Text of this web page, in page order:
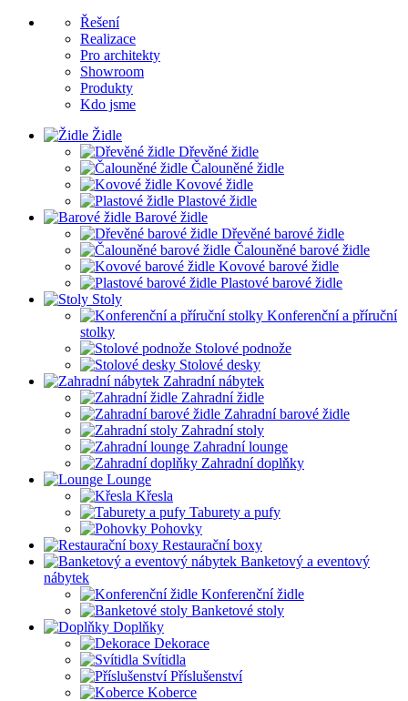
Řešení
Realizace
Pro architekty
Showroom
Produkty
Kdo jsme
Židle
Dřevěné židle
Čalouněné židle
Kovové židle
Plastové židle
Barové židle
Dřevěné barové židle
Čalouněné barové židle
Kovové barové židle
Plastové barové židle
Stoly
Konferenční a příruční
stolky
Stolové podnože
Stolové desky
Zahradní nábytek
Zahradní židle
Zahradní barové židle
Zahradní stoly
Zahradní lounge
Zahradní doplňky
Lounge
Křesla
Taburety a pufy
Pohovky
Restaurační boxy
Banketový a eventový
nábytek
Konferenční židle
Banketové stoly
Doplňky
Dekorace
Svítidla
Příslušenství
Koberce